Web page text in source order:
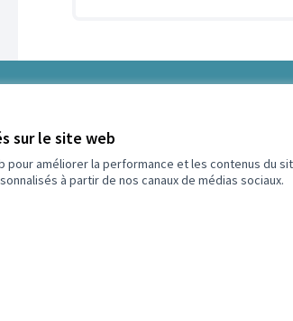
sur le site web
pour améliorer la performance et les contenus du
à partir de nos canaux de médias sociaux.